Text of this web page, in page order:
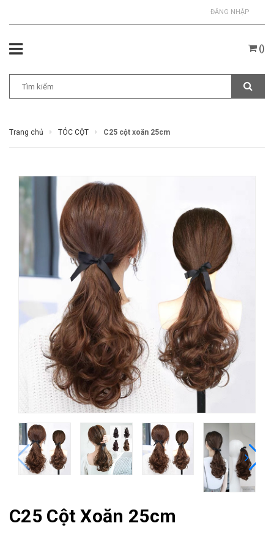
ĐĂNG NHẬP
()
Trang chủ TÓC CỘT C25 cột xoăn 25cm
C25 Cột Xoăn 25cm